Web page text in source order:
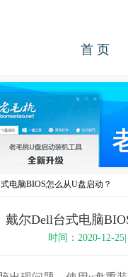
首 页
电脑BIOS怎么从U盘启动？
戴尔Dell台式电脑
时间：2020-12-